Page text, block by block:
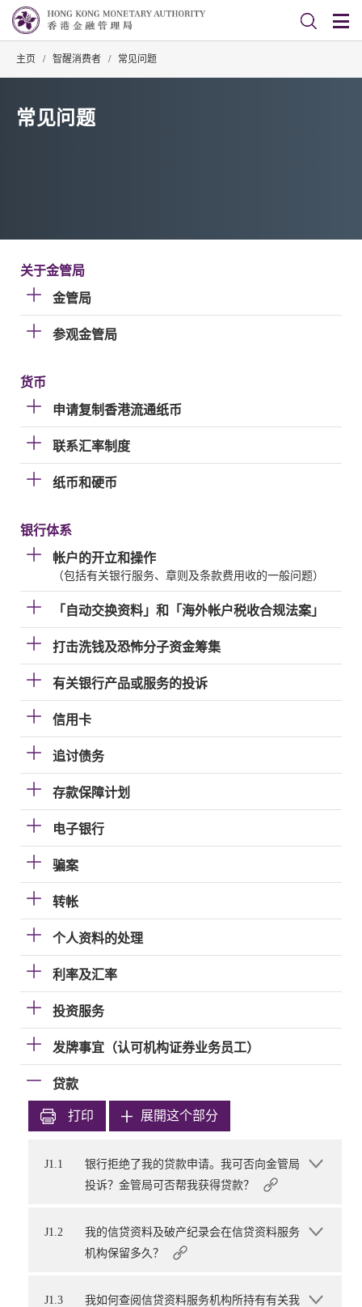
主页 / 智醒消费者 / 常见问题
常见问题
关于金管局
金管局
参观金管局
货币
申请复制香港流通纸币
联系汇率制度
纸币和硬币
银行体系
帐户的开立和操作
（包括有关银行服务、章则及条款费用收的一般问题）
「自动交换资料」和「海外帐户税收合规法案」
打击洗钱及恐怖分子资金筹集
有关银行产品或服务的投诉
信用卡
追讨债务
存款保障计划
电子银行
骗案
转帐
个人资料的处理
利率及汇率
投资服务
发牌事宜（认可机构证券业务员工）
贷款
打印 展開这个部分
J1.1
银行拒绝了我的贷款申请。我可否向金管局
投诉？金管局可否帮我获得贷款？
J1.2
我的信贷资料及破产纪录会在信贷资料服务
机构保留多久？
J1.3
我如何查阅信贷资料服务机构所持有有关我